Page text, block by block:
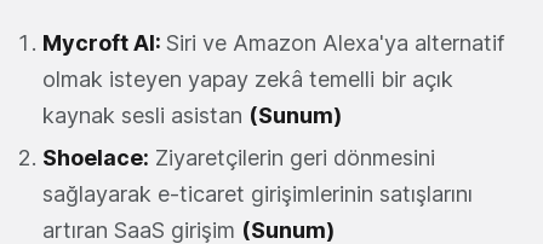
Mycroft AI: Siri ve Amazon Alexa'ya alternatif
olmak isteyen yapay zekâ temelli bir açık
kaynak sesli asistan (Sunum)
Shoelace: Ziyaretçilerin geri dönmesini
sağlayarak e-ticaret girişimlerinin satışlarını
artıran SaaS girişim (Sunum)